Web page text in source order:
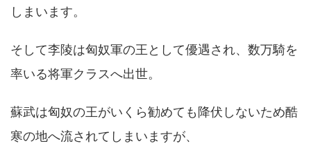
しまいます。
そして李陵は匈奴軍の王として優遇され、数万騎を
率いる将軍クラスへ出世。
蘇武は匈奴の王がいくら勧めても降伏しないため酷
寒の地へ流されてしまいますが、